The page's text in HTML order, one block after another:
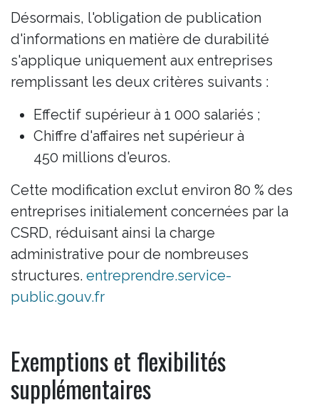
Désormais, l'obligation de publication
d'informations en matière de durabilité
s'applique uniquement aux entreprises
remplissant les deux critères suivants :
Effectif supérieur à 1 000 salariés ;
Chiffre d'affaires net supérieur à
450 millions d'euros.
Cette modification exclut environ 80 % des
entreprises initialement concernées par la
CSRD, réduisant ainsi la charge
administrative pour de nombreuses
structures. entreprendre.service-
public.gouv.fr
Exemptions et flexibilités
supplémentaires